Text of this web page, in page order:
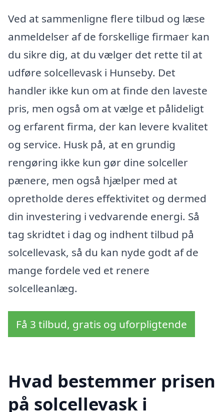
Ved at sammenligne flere tilbud og læse
anmeldelser af de forskellige firmaer kan
du sikre dig, at du vælger det rette til at
udføre solcellevask i Hunseby. Det
handler ikke kun om at finde den laveste
pris, men også om at vælge et pålideligt
og erfarent firma, der kan levere kvalitet
og service. Husk på, at en grundig
rengøring ikke kun gør dine solceller
pænere, men også hjælper med at
opretholde deres effektivitet og dermed
din investering i vedvarende energi. Så
tag skridtet i dag og indhent tilbud på
solcellevask, så du kan nyde godt af de
mange fordele ved et renere
solcelleanlæg.
Få 3 tilbud, gratis og uforpligtende
Hvad bestemmer prisen
på solcellevask i